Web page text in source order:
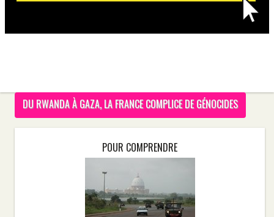
DU RWANDA À GAZA, LA FRANCE COMPLICE DE GÉNOCIDES
POUR COMPRENDRE